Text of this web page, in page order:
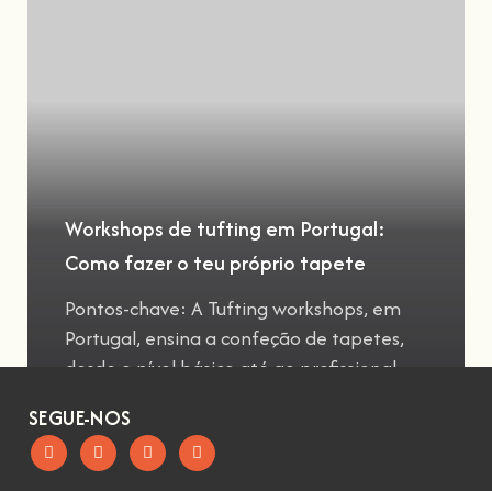
Workshops de tufting em Portugal:
Como fazer o teu próprio tapete
Pontos-chave: A Tufting workshops, em
Portugal, ensina a confeção de tapetes,
desde o nível básico até ao profissional
SEGUE-NOS